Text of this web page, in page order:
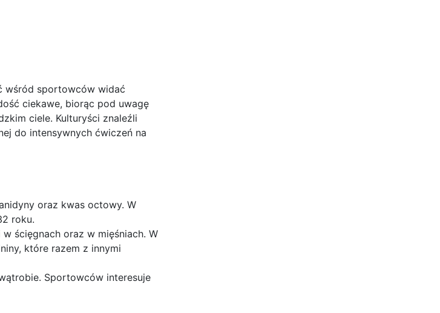
wśród sportowców widać
ciekawe, biorąc pod uwagę
ciele. Kulturyści znaleźli
do intensywnych ćwiczeń na
oraz kwas octowy. W
roku.
ścięgnach oraz w mięśniach. W
które razem z innymi
Sportowców interesuje